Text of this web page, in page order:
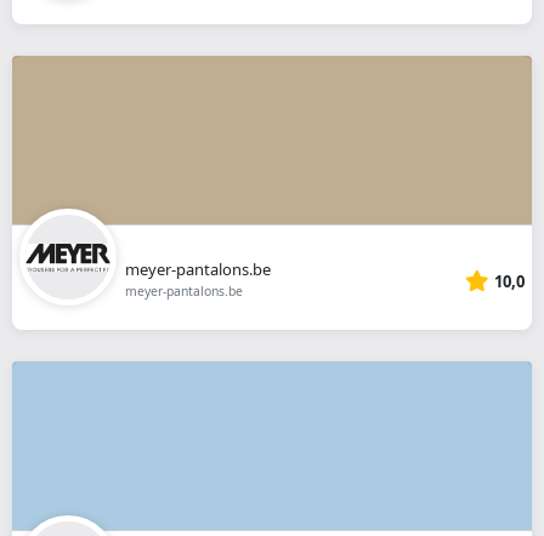
meyer-pantalons.be
meyer-pantalons.be 10,0